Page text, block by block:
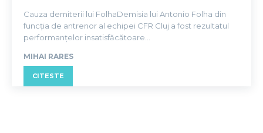
Cauza demiterii lui FolhaDemisia lui Antonio Folha din
funcția de antrenor al echipei CFR Cluj a fost rezultatul
performanțelor insatisfăcătoare...
MIHAI RARES
CITESTE